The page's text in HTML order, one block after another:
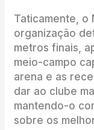
Taticamente, o
organização
metros finais,
meio-campo
arena e as
dar ao clube
mantendo-o
sobre os